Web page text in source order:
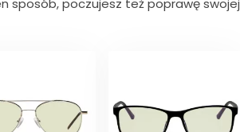
sposób, poczujesz też poprawę swojej